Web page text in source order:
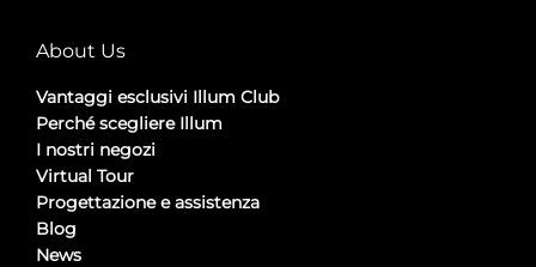
About Us
Vantaggi esclusivi Illum Club
Perché scegliere Illum
I nostri negozi
Virtual Tour
Progettazione e assistenza
Blog
News